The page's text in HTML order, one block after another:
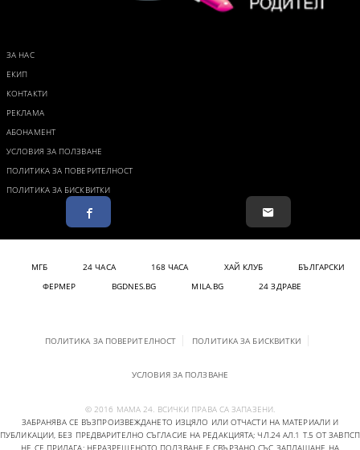
ЗА НАС
ЕКИП
КОНТАКТИ
РЕКЛАМА
АБОНАМЕНТ
УСЛОВИЯ ЗА ПОЛЗВАНЕ
ПОЛИТИКА ЗА ПОВЕРИТЕЛНОСТ
ПОЛИТИКА ЗА БИСКВИТКИ
МГБ 24 ЧАСА 168 ЧАСА ХАЙ КЛУБ
БЪЛГАРСКИ
ФЕРМЕР
BGDNES.BG MILA.BG 24 ЗДРАВЕ
ПОЛИТИКА ЗА ПОВЕРИТЕЛНОСТ ПОЛИТИКА ЗА БИСКВИТКИ
УСЛОВИЯ ЗА ПОЛЗВАНЕ
© 2016 МАМА 24. ВСИЧКИ ПРАВА СА ЗАПАЗЕНИ.
ЗАБРАНЯВА СЕ ВЪЗПРОИЗВЕЖДАНЕТО ИЗЦЯЛО ИЛИ ОТЧАСТИ НА МАТЕРИАЛИ И
ПУБЛИКАЦИИ, БЕЗ ПРЕДВАРИТЕЛНО СЪГЛАСИЕ НА РЕДАКЦИЯТА; ЧЛ.24 АЛ.1 Т.5 ОТ ЗАВПСП
НЕ СЕ ПРИЛАГА; НЕРАЗРЕШЕНОТО ПОЛЗВАНЕ Е СВЪРЗАНО СЪС ЗАПЛАЩАНЕ НА